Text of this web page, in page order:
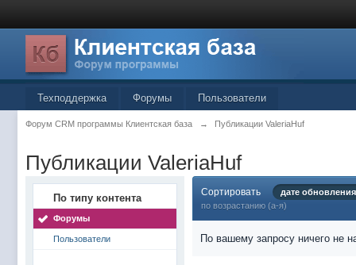
Техподдержка Форумы Пользователи
Форум CRM программы Клиентская база → Публикации ValeriaHuf
Публикации ValeriaHuf
По типу контента
Форумы
Пользователи
Сортировать
дате обновления
по возрастанию (а-я)
По вашему запросу ничего не